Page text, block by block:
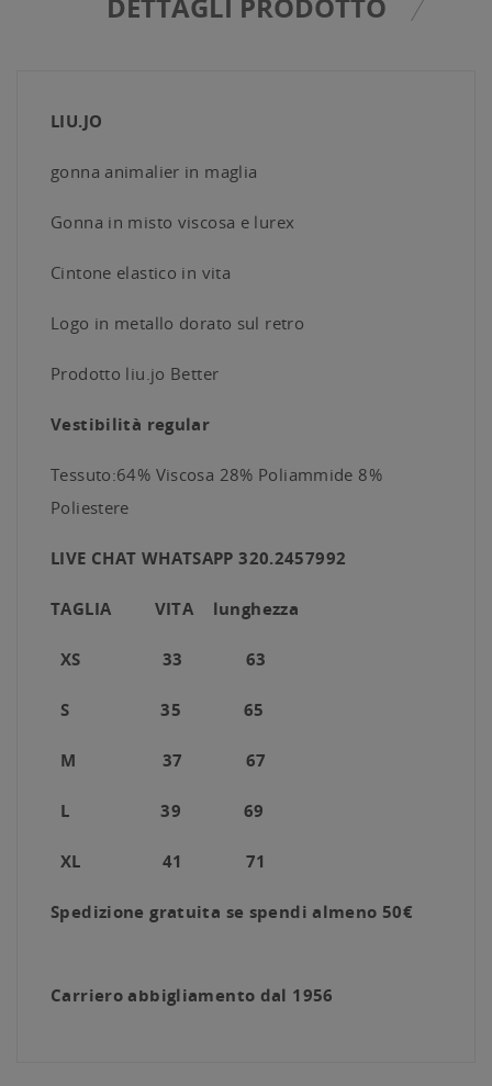
LIU.JO
gonna animalier in maglia
Gonna in misto viscosa e lurex
Cintone elastico in vita
Logo in metallo dorato sul retro
Prodotto liu.jo Better
Vestibilità regular
Tessuto:64% Viscosa 28% Poliammide 8%
Poliestere
LIVE CHAT WHATSAPP 320.2457992
TAGLIA VITA lunghezza
XS 33 63
S 35 65
M 37 67
L 39 69
XL 41 71
Spedizione gratuita se spendi almeno 50€
Carriero abbigliamento dal 1956